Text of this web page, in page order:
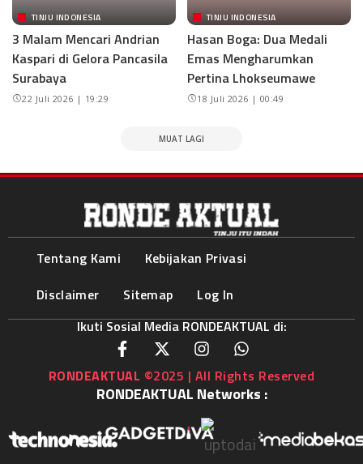
TINJU INDONESIA
3 Malam Mencari Andrian
Kaspari di Gelora Pancasila
Surabaya
22 Juli 2026 | 19:29
TINJU INDONESIA
Hasan Boga: Dua Medali
Emas Mengharumkan
Pertina Lhokseumawe
18 Juli 2026 | 00:49
MUAT LAGI
Tentang Kami
Kebijakan Privasi
Disclaimer
Sitemap
Log In
Ikuti Sosial Media RONDEAKTUAL di:
RONDEAKTUAL ©2025 | All Rights Reserved
RONDEAKTUAL Networks :